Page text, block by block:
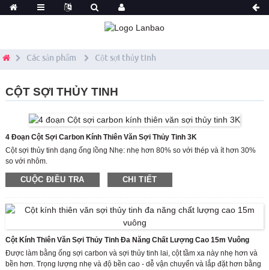
Các sản phẩm Cột sợi thủy tinh
CỘT SỢI THỦY TINH
4 Đoạn Cột Sợi Carbon Kính Thiên Văn Sợi Thủy Tinh 3K
Cột sợi thủy tinh dạng ống lồng Nhẹ: nhẹ hơn 80% so với thép và ít hơn 30%
so với nhôm.
Độ bền cao - dễ vận chuyển và lắp đặt hơn bằng các công cụ tiêu chuẩn
Lớp bên ngoài của Cột sợi thủy tinh dạng ống lồng được bảo vệ bằng lớp
Cột sợi thủy tinh sợi thủy tinh Độ bền đặc biệt: giảm thiệt hại do va chạm vô tình
CUỘC ĐIỀU TRA CHI TIẾT
Cột Kính Thiên Văn Sợi Thủy Tinh Đa Năng Chất Lượng Cao 15m Vuông
Được làm bằng ống sợi carbon và sợi thủy tinh lai, cột tầm xa này nhẹ hơn và
bền hơn. Trọng lượng nhẹ và độ bền cao - dễ vận chuyển và lắp đặt hơn bằng